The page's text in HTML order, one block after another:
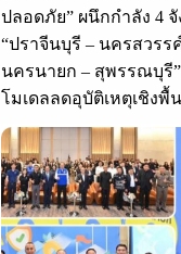
ปลอดภัย” ผนึกกำลัง 4
“ปราจีนบุรี – นครสวรร
นครนายก – สุพรรณบุรี”
โมเดลลดอุบัติเหตุเชิงพื้